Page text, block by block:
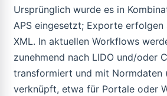
Ursprünglich wurde es in
APS eingesetzt; Exporte erfolgen
XML. In aktuellen Workflows
zunehmend nach LIDO und/oder
transformiert und mit Normdaten
verknüpft, etwa für Portale oder